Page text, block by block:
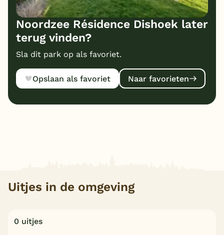
Noordzee Résidence Dishoek later
terug vinden?
Sla dit park op als favoriet.
Opslaan als favoriet Naar favorieten
Uitjes in de omgeving
0 uitjes